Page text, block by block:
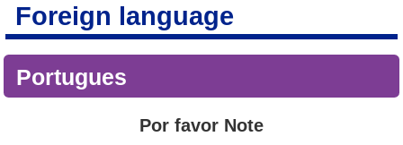
Foreign language
Portugues
Por favor Note